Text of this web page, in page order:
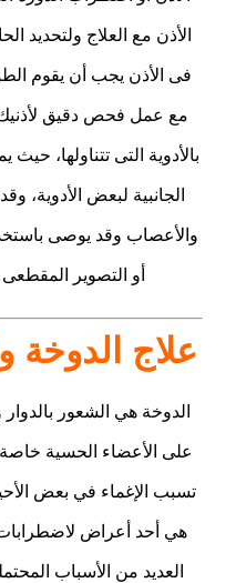
الأذن مع العلاج ولتحديد
فى الأذن يجب أن يقوم
مع عمل فحص دقيق
بالأدوية التى تتناولها،
الجانبية لبعض الأدوية،
والأعصاب وقد يوصى
أو التصوير
علاج الدوخة
الدوخة هي الشعور بالدوار
على الأعضاء الحسية خاصة
تسبب الإغماء في بعض
هي أحد أعراض
العديد من الأسباب